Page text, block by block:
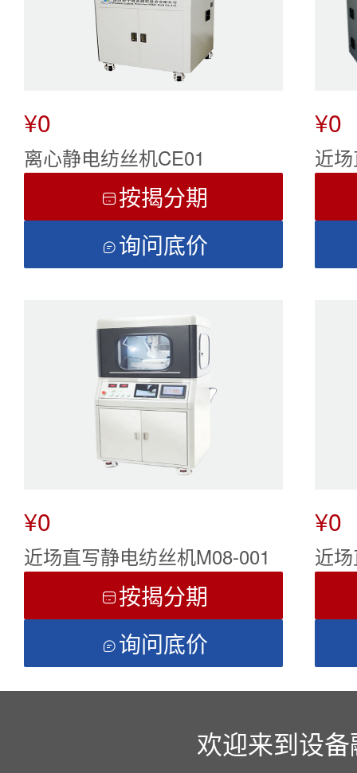
¥0
离心静电纺丝机CE01
按揭分期
 询问底价
¥0
近
¥0
近场直写静电纺丝机M08-001
按揭分期
 询问底价
¥0
近
欢迎来到设